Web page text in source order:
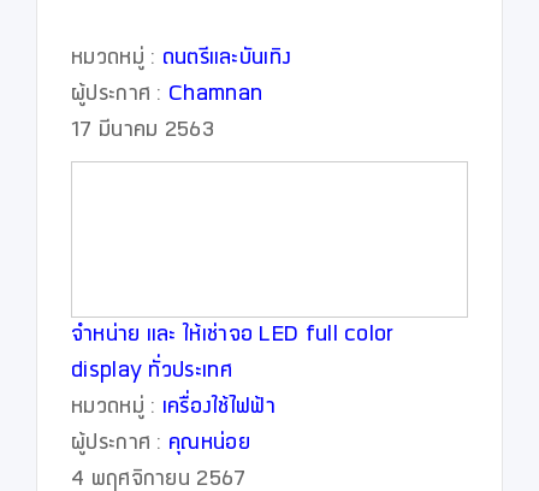
หมวดหมู่ : ดนตรีและบันเทิง
ผู้ประกาศ : Chamnan
17 มีนาคม 2563
จำหน่าย และ ให้เช่าจอ LED full color
display ทั่วประเทศ
หมวดหมู่ : เครื่องใช้ไฟฟ้า
ผู้ประกาศ : คุณหน่อย
4 พฤศจิกายน 2567